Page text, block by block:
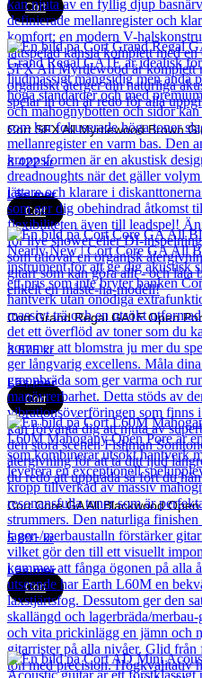
Cort
Cort SFX All Myrtlewood Brown
8 422kr
Läs mer
Cort
Cort Grand Regal GA1E Open
3 575kr
Läs mer
Cort
Cort Core GA All Blackwood
5 891kr
Läs mer
Cort